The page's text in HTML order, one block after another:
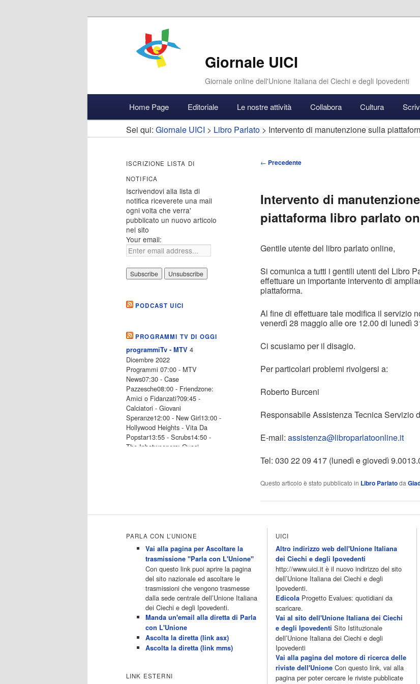
Giornale UICI
Giornale online dell'Unione Italiana dei Ciechi e degli Ipovedenti
Vai
al
contenuto
principale
Vai
al
contenuto
secondario
Accedi
Home Page Editoriale Le nostre attività Collabora Cultura
Sei qui: Giornale UICI > Libro Parlato > Intervento di manutenzione sulla
Navigazione
← Precedente
Intervento di
piattaforma libro parlato
Gentile utente del libro parlato online,
Si comunica a tutti i gentili utenti del Libro
effettuare un importante intervento di
piattaforma.
Al fine di effettuare tale modifica il servizio
venerdì 28 maggio alle ore 12.00 di lunedì
Ci scusiamo per il disagio.
Per particolari problemi rivolgersi a:
Roberto Burceni
Responsabile Assistenza Tecnica Servizio
E-mail: assistenza@libroparlatoonline.it
Tel: 030 22 09 417 (lunedì e giovedì
Questo articolo è stato pubblicato in Libro Parlatoda
ISCRIZIONE LISTA DI
NOTIFICA
Iscrivendovi alla lista di
notifica riceverete una mail
ogni volta che verra'
pubblicato un nuovo articolo
nel sito
Your email:
PODCAST UICI
PROGRAMMI TV DI OGGI
programmiTv - MTV 4
Dicembre 2022
Programmi 07:00 - MTV
News07:30 - Case
Pazzesche08:00 - Friendzone:
Amici o Fidanzati?09:45 -
Calciatori - Giovani
Speranze12:00 - New Girl13:00 -
Hollywood Heights - Vita Da
Popstar13:55 - Scrubs14:50 -
The Inbetweeners: Quasi
programmiTv - ALL MUSIC 4
Programmi 06.30
Star.Meteo.News 09.30 The
Club 10.00 Deejay chiama Italia
12.00 Inbox 13.00 13.00 All
News 13.05 Inbox 13.30 The
Club 14.00 Community 15.00 All
music loves you 16.00 16.00 All
News 16.05 Rotazione musicale
19.00 All News 19.05 The Club
19.30 19.30 Human Guinea Pigs
20.00 Inbox 21.00 Code
Monkeys 21.30 Sons of Butcher
Dicembre 2022
PARLA CON L’UNIONE
Vai alla pagina per Ascoltare la
trasmissione "Parla con L'Unione"
Con questo link puoi aprire la pagina
del sito nazionale ed ascoltare le
trasmissioni che vengono trasmesse
dalla sede centrale dell’Unione Italiana
dei Ciechi e degli Ipovedenti.
Manda un'email alla diretta di Parla
con L'Unione
Ascolta la diretta (link asx)
Ascolta la diretta (link mms)
LINK ESTERNI
UICI
Altro indirizzo web dell'Unione Italiana
dei Ciechi e degli Ipovedenti
http://www.uici.it è il nuovo indirizzo del sito
dell’Unione Italiana dei Ciechi e degli
Ipovedenti.
Edicola Progetto Evalues: quotidiani da
scaricare.
Vai al sito dell'Unione Italiana dei Ciechi
e degli Ipovedenti Sito Istituzionale
dell’Unione Italiana dei Ciechi e degli
Ipovedenti
Vai alla pagina del motore di ricerca delle
riviste dell'Unione Con questo link, vai alla
pagina per poter cercare le riviste pubblicate